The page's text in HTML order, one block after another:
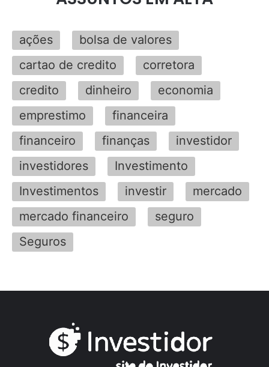
ações
bolsa de valores
cartao de credito
corretora
credito
dinheiro
economia
emprestimo
financeira
financeiro
finanças
investidor
investidores
Investimento
Investimentos
investir
mercado
mercado financeiro
seguro
Seguros